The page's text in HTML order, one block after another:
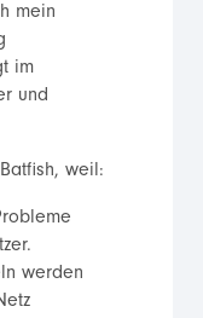
mein
im
und
weil:
werden